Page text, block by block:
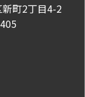
町2丁目4-2